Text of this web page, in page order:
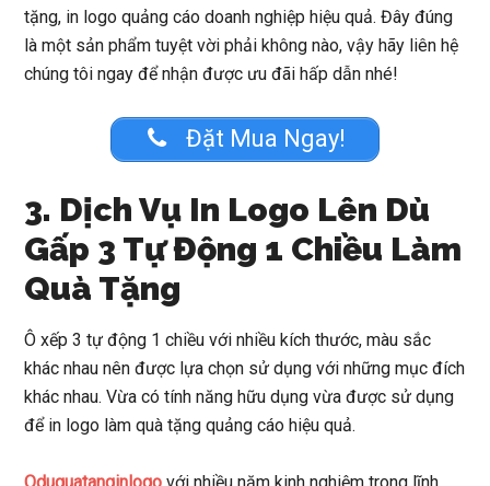
tặng, in logo quảng cáo doanh nghiệp hiệu quả. Đây đúng
là một sản phẩm tuyệt vời phải không nào, vậy hãy liên hệ
chúng tôi ngay để nhận được ưu đãi hấp dẫn nhé!
Đặt Mua Ngay!
3. Dịch Vụ In Logo Lên Dù
Gấp 3 Tự Động 1 Chiều Làm
Quà Tặng
Ô xếp 3 tự động 1 chiều với nhiều kích thước, màu sắc
khác nhau nên được lựa chọn sử dụng với những mục đích
khác nhau. Vừa có tính năng hữu dụng vừa được sử dụng
để in logo làm quà tặng quảng cáo hiệu quả.
Oduquatanginlogo với nhiều năm kinh nghiệm trong lĩnh